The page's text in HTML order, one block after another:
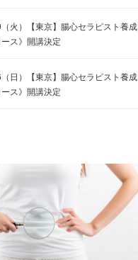
火）【東京】腸心セラピスト養成
ス》開講決定
日）【東京】腸心セラピスト養成
ス》開講決定